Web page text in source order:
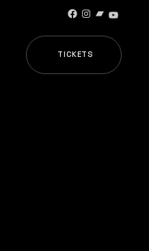
Facebook
Instagram
Bandcamp
TICKETS